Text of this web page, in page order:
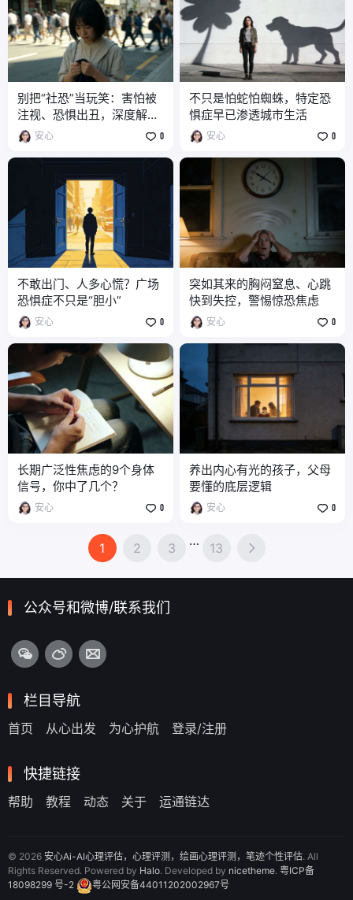
别把“社恐”当玩笑：害怕被
注视、恐惧出丑，深度解析
社交焦虑
安心 0
不只是怕蛇怕蜘蛛，特定恐
惧症早已渗透城市生活
安心 0
不敢出门、人多心慌？广场
恐惧症不只是“胆小”
安心 0
突如其来的胸闷窒息、心跳
快到失控，警惕惊恐焦虑
安心 0
长期广泛性焦虑的9个身体
信号，你中了几个？
安心 0
养出内心有光的孩子，父母
要懂的底层逻辑
安心 0
1 2 3 … 13
公众号和微博/联系我们
栏目导航
首页 从心出发 为心护航 登录/注册
快捷链接
帮助 教程 动态 关于 运通链达
© 2026 安心Ai-AI心理评估，心理评测，绘画心理评测，笔迹个性评估. All
Rights Reserved. Powered by Halo. Developed by nicetheme. 粤ICP备
18098299 号-2
粤公网安备44011202002967号